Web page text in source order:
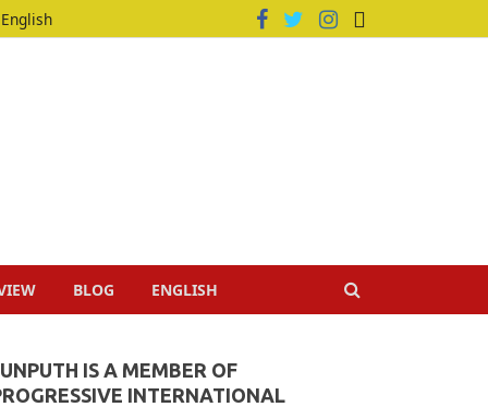
English
BLOG ENGLISH
IS A MEMBER OF
INTERNATIONAL